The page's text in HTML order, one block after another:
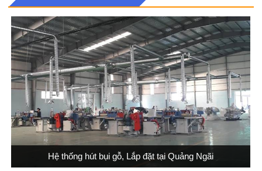
Hệ thống hút bụi gỗ, Lắp đặt tại Quảng Ngãi